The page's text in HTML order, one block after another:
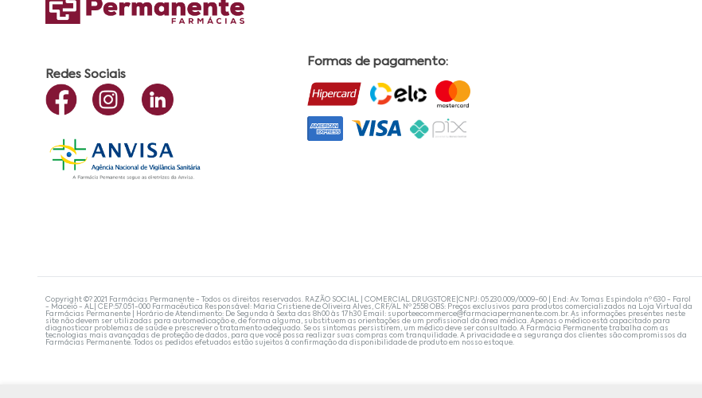
Redes Sociais
Formas de pagamento:
Copyright ©? 2021 Farmácias Permanente - Todos os direitos reservados. RAZÃO SOCIAL | COMERCIAL DRUGSTORE|CNPJ: 05.230.009/0009-60 | End: Av. Tomas Espindola nº 630 - Farol
- Maceió - AL| CEP:57.051-000 Farmacêutica Responsável: Maria Cristiene de Oliveira Alves, CRF/AL Nº 2558 OBS: Preços exclusivos para produtos comercializados na Loja Virtual da
Farmácias Permanente | Horário de Atendimento: De Segunda à Sexta das 8h00 às 17h30 Email: suporteecommerce@farmaciapermanente.com.br. As informações presentes neste
site não devem ser utilizadas para automedicação e, de forma alguma, substituem as orientações de um profissional da área médica. Apenas o médico está capacitado para
diagnosticar problemas de saúde e prescrever o tratamento adequado. Se os sintomas persistirem, um médico deve ser consultado. A Farmácia Permanente trabalha com as
tecnologias mais avançadas de proteção de dados, para que você possa realizar suas compras com tranquilidade. A privacidade e a segurança dos clientes são compromissos da
Farmácias Permanente. Todos os pedidos efetuados estão sujeitos à confirmação da disponibilidade de produto em nosso estoque.